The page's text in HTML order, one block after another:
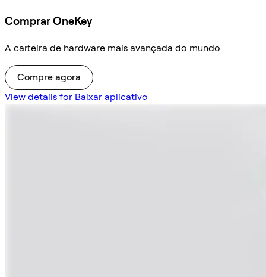
Comprar OneKey
A carteira de hardware mais avançada do mundo.
Compre agora
View details for Baixar aplicativo